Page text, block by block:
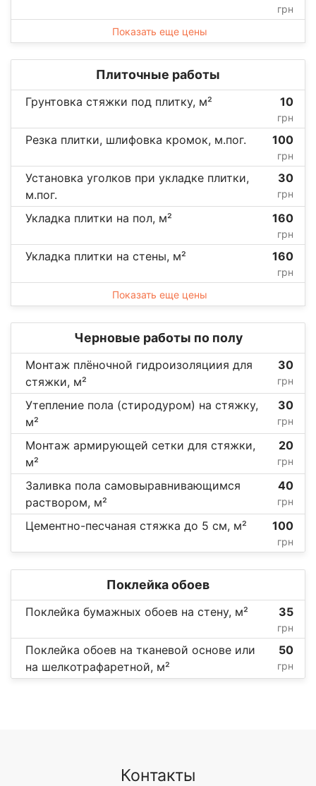
грн
Показать еще цены
Плиточные работы
Грунтовка стяжки под плитку, м² 10
грн
Резка плитки, шлифовка кромок, м.пог. 100
грн
Установка уголков при укладке плитки,
м.пог.
30
грн
Укладка плитки на пол, м² 160
грн
Укладка плитки на стены, м² 160
грн
Показать еще цены
Черновые работы по полу
Монтаж плёночной гидроизоляциия для
стяжки, м²
30
грн
Утепление пола (стиродуром) на стяжку,
м²
30
грн
Монтаж армирующей сетки для стяжки,
м²
20
грн
Заливка пола самовыравнивающимся
раствором, м²
40
грн
Цементно-песчаная стяжка до 5 см, м² 100
грн
Поклейка обоев
Поклейка бумажных обоев на стену, м² 35
грн
Поклейка обоев на тканевой основе или
на шелкотрафаретной, м²
50
грн
Контакты